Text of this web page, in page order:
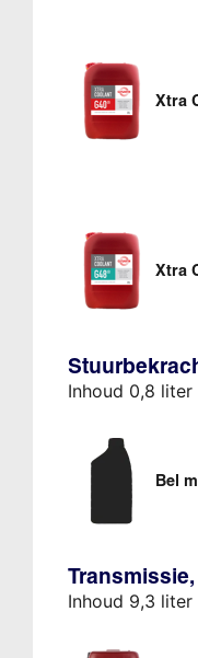
Xtra
Xtra
Inhoud 0,8 liter
Bel
Inhoud 9,3 liter